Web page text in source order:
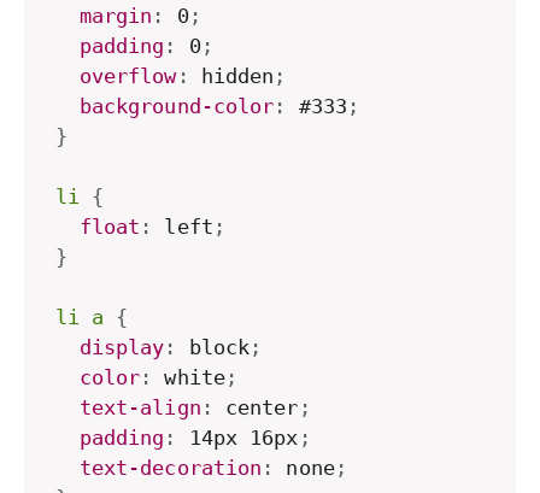
margin : 0;
padding : 0;
overflow: hidden ;
background-color : #333 ;
}
li {
float : left ;
}
li a {
display : block ;
color : white;
text-align : center ;
padding : 14px 16px ;
text-decoration : none;